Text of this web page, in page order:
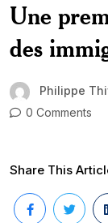
Une
des
Philippe
0 Comments
Share This